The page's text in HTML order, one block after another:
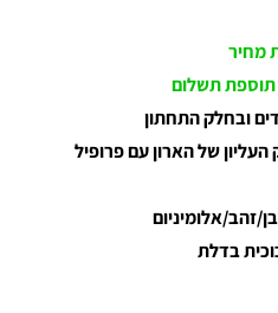
מחיר
תוספת תשלום
ובחלק התחתון
של הארון עם פרופיל
זהב/אלומיניום
בדלת